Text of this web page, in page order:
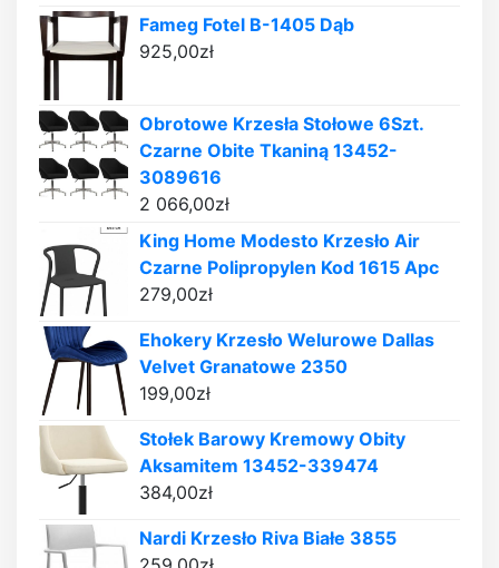
Fameg Fotel B-1405 Dąb
925,00zł
Obrotowe Krzesła Stołowe 6Szt.
Czarne Obite Tkaniną 13452-
3089616
2 066,00zł
King Home Modesto Krzesło Air
Czarne Polipropylen Kod 1615 Apc
279,00zł
Ehokery Krzesło Welurowe Dallas
Velvet Granatowe 2350
199,00zł
Stołek Barowy Kremowy Obity
Aksamitem 13452-339474
384,00zł
Nardi Krzesło Riva Białe 3855